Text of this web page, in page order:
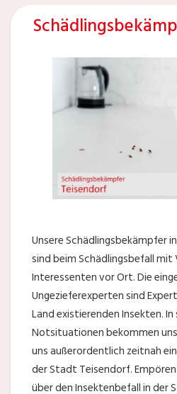
Unsere Schädlingsbekämpfer
sind beim Schädlingsbefall mit
Interessenten vor Ort. Die
Ungezieferexperten sind
Land existierenden Insekten.
Notsituationen bekommen
uns außerordentlich zeitnah
der Stadt Teisendorf.
über den Insektenbefall in der